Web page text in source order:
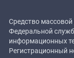
Средство
Федеральной
информационных
Регистрационный